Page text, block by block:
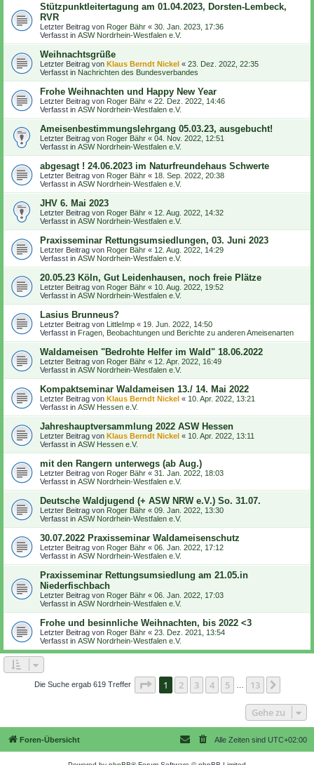
Stützpunktleitertagung am 01.04.2023, Dorsten-Lembeck,
RVR
Letzter Beitrag von Roger Bähr « 30. Jan. 2023, 17:36
Verfasst in ASW Nordrhein-Westfalen e.V.
Weihnachtsgrüße
Letzter Beitrag von Klaus Berndt Nickel « 23. Dez. 2022, 22:35
Verfasst in Nachrichten des Bundesverbandes
Frohe Weihnachten und Happy New Year
Letzter Beitrag von Roger Bähr « 22. Dez. 2022, 14:46
Verfasst in ASW Nordrhein-Westfalen e.V.
Ameisenbestimmungslehrgang 05.03.23, ausgebucht!
Letzter Beitrag von Roger Bähr « 04. Nov. 2022, 12:51
Verfasst in ASW Nordrhein-Westfalen e.V.
abgesagt ! 24.06.2023 im Naturfreundehaus Schwerte
Letzter Beitrag von Roger Bähr « 18. Sep. 2022, 20:38
Verfasst in ASW Nordrhein-Westfalen e.V.
JHV 6. Mai 2023
Letzter Beitrag von Roger Bähr « 12. Aug. 2022, 14:32
Verfasst in ASW Nordrhein-Westfalen e.V.
Praxisseminar Rettungsumsiedlungen, 03. Juni 2023
Letzter Beitrag von Roger Bähr « 12. Aug. 2022, 14:29
Verfasst in ASW Nordrhein-Westfalen e.V.
20.05.23 Köln, Gut Leidenhausen, noch freie Plätze
Letzter Beitrag von Roger Bähr « 10. Aug. 2022, 19:52
Verfasst in ASW Nordrhein-Westfalen e.V.
Lasius Brunneus?
Letzter Beitrag von LittleImp « 19. Jun. 2022, 14:50
Verfasst in Fragen, Beobachtungen und Berichte zu anderen Ameisenarten
Waldameisen "Bedrohte Helfer im Wald" 18.06.2022
Letzter Beitrag von Roger Bähr « 12. Apr. 2022, 16:49
Verfasst in ASW Nordrhein-Westfalen e.V.
Kompaktseminar Waldameisen 13./ 14. Mai 2022
Letzter Beitrag von Klaus Berndt Nickel « 10. Apr. 2022, 13:21
Verfasst in ASW Hessen e.V.
Jahreshauptversammlung 2022 ASW Hessen
Letzter Beitrag von Klaus Berndt Nickel « 10. Apr. 2022, 13:11
Verfasst in ASW Hessen e.V.
mit den Rangern unterwegs (ab Aug.)
Letzter Beitrag von Roger Bähr « 31. Jan. 2022, 18:03
Verfasst in ASW Nordrhein-Westfalen e.V.
Deutsche Waldjugend (+ ASW NRW e.V.) So. 31.07.
Letzter Beitrag von Roger Bähr « 09. Jan. 2022, 13:30
Verfasst in ASW Nordrhein-Westfalen e.V.
30.07.2022 Praxisseminar Waldameisenschutz
Letzter Beitrag von Roger Bähr « 06. Jan. 2022, 17:12
Verfasst in ASW Nordrhein-Westfalen e.V.
Praxisseminar Rettungsumsiedlung am 21.05.in
Niederfischbach
Letzter Beitrag von Roger Bähr « 06. Jan. 2022, 17:03
Verfasst in ASW Nordrhein-Westfalen e.V.
Frohe und besinnliche Weihnachten, bis 2022 <3
Letzter Beitrag von Roger Bähr « 23. Dez. 2021, 13:54
Verfasst in ASW Nordrhein-Westfalen e.V.
Die Suche ergab 619 Treffer Seite 1von 13
1 2 3 4 5 13
Gehe zu
Foren-Übersicht Alle Zeiten sind UTC+02:00